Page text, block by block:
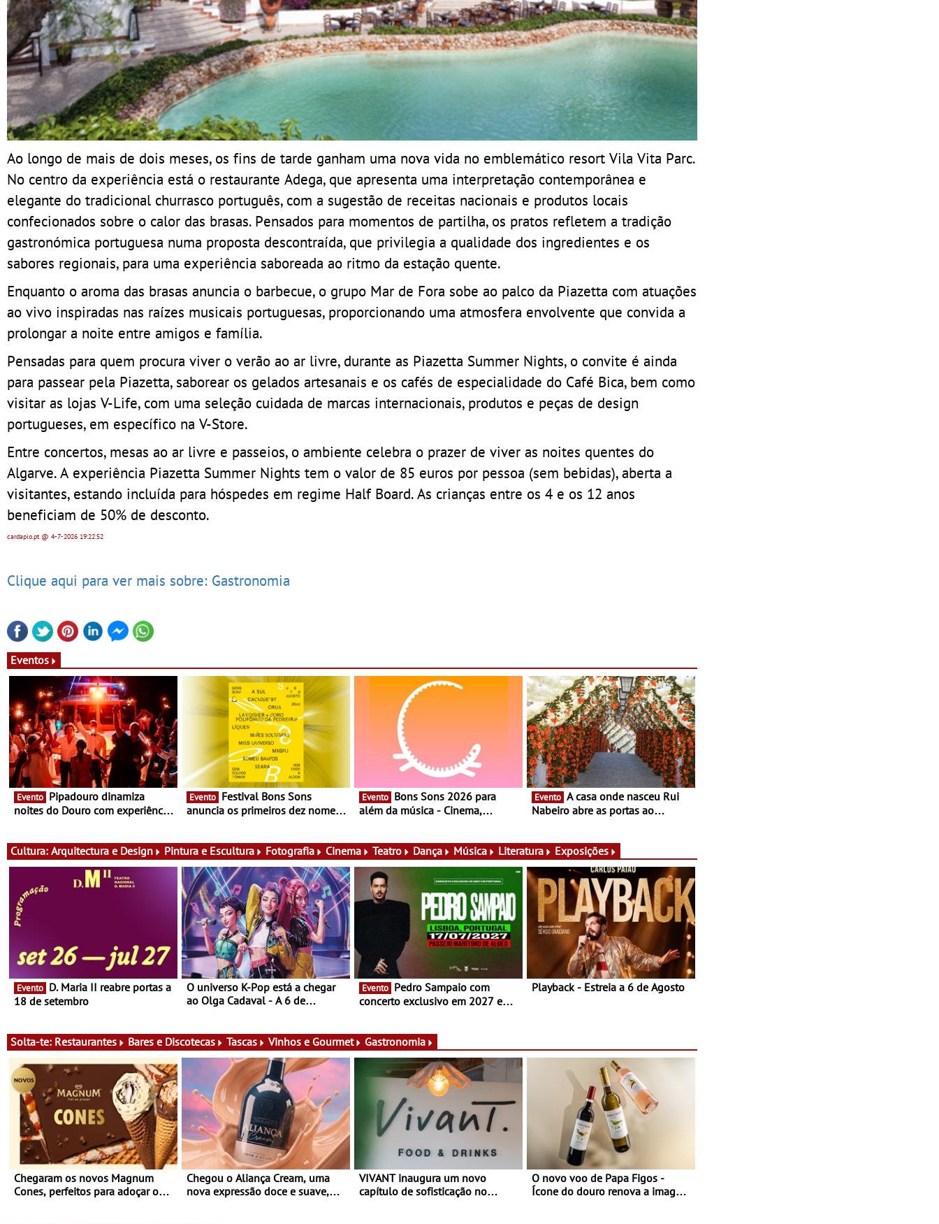
Ao longo de mais de dois meses, os fins de tarde ganham uma nova vida no emblemático resort Vila Vita Parc.
No centro da experiência está o restaurante Adega, que apresenta uma interpretação contemporânea e
elegante do tradicional churrasco português, com a sugestão de receitas nacionais e produtos locais
confecionados sobre o calor das brasas. Pensados para momentos de partilha, os pratos refletem a tradição
gastronómica portuguesa numa proposta descontraída, que privilegia a qualidade dos ingredientes e os
sabores regionais, para uma experiência saboreada ao ritmo da estação quente.
Enquanto o aroma das brasas anuncia o barbecue, o grupo Mar de Fora sobe ao palco da Piazetta com atuações
ao vivo inspiradas nas raízes musicais portuguesas, proporcionando uma atmosfera envolvente que convida a
prolongar a noite entre amigos e família.
Pensadas para quem procura viver o verão ao ar livre, durante as Piazetta Summer Nights, o convite é ainda
para passear pela Piazetta, saborear os gelados artesanais e os cafés de especialidade do Café Bica, bem como
visitar as lojas V-Life, com uma seleção cuidada de marcas internacionais, produtos e peças de design
portugueses, em específico na V-Store.
Entre concertos, mesas ao ar livre e passeios, o ambiente celebra o prazer de viver as noites quentes do
Algarve. A experiência Piazetta Summer Nights tem o valor de 85 euros por pessoa (sem bebidas), aberta a
visitantes, estando incluída para hóspedes em regime Half Board. As crianças entre os 4 e os 12 anos
beneficiam de 50% de desconto.
cardapio.pt@ 4-7-2026 19:22:52
Clique aqui para ver mais sobre: Gastronomia
Eventos
Evento
noites do Douro com experiência
Evento
anuncia os primeiros dez nomes
Evento
além da música - Cinema,
muito mais
Evento
Nabeiro abre as portas ao
entre 8 e 16 de agosto
Cultura: Arquitectura e Design Pintura e Escultura Fotografia Cinema Teatro Dança Música Literatura Exposições
Evento
18 de setembro
O universo K-Pop está a chegar
ao Olga Cadaval - A 6 de
Evento
concerto exclusivo em 2027 em
Playback - Estreia a 6 de Agosto
Solta-te: Restaurantes Bares e Discotecas Tascas Vinhos e Gourmet Gastronomia
Chegaram os novos Magnum
Cones, perfeitos para adoçar o
Chegou o Aliança Cream, uma
nova expressão doce e suave,
VIVANT inaugura um novo
capítulo de sofisticação no
O novo voo de Papa Figos -
Ícone do douro renova a imagem